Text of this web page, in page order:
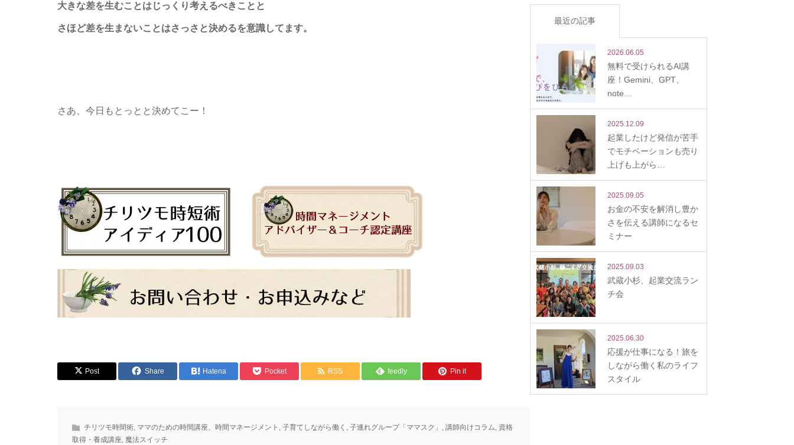
大きな差を生むことはじっくり考えるべきことと
さほど差を生まないことはさっさと決めるを意識してます。
さあ、今日もとっとと決めてこー！
Post Share Hatena Pocket RSS feedly Pin it
チリツモ時間術, ママのための時間講座、時間マネージメント , 子育てしながら働く , 子連れグループ「ママスク」 , 講師向けコラム, 資格
取得・養成講座, 魔法スイッチ
最近の記事
2026.06.05
無料で受けられるAI講
座！Gemini、GPT、
note…
2025.12.09
起業したけど発信が苦手
でモチベーションも売り
上げも上がら…
2025.09.05
お金の不安を解消し豊か
さを伝える講師になるセ
ミナー
2025.09.03
武蔵小杉、起業交流ラン
チ会
2025.06.30
応援が仕事になる！旅を
しながら働く私のライフ
スタイル